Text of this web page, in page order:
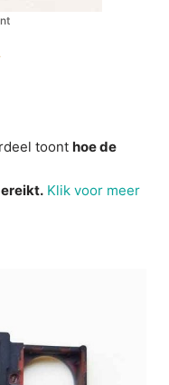
toont hoe de
Klik voor meer